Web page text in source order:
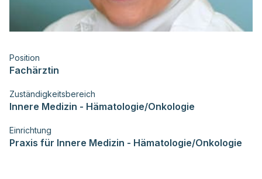
Position
Fachärztin
Zuständigkeitsbereich
Innere Medizin - Hämatologie/Onkologie
Einrichtung
Praxis für Innere Medizin - Hämatologie/Onkologie